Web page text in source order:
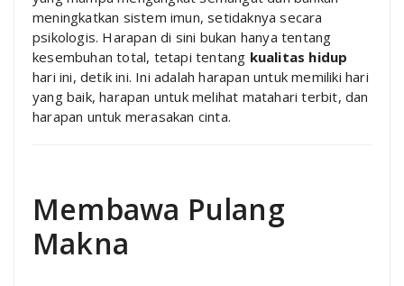
meningkatkan sistem imun, setidaknya secara
psikologis. Harapan di sini bukan hanya tentang
kesembuhan total, tetapi tentang kualitas hidup
hari ini, detik ini. Ini adalah harapan untuk memiliki hari
yang baik, harapan untuk melihat matahari terbit, dan
harapan untuk merasakan cinta.
Membawa Pulang
Makna